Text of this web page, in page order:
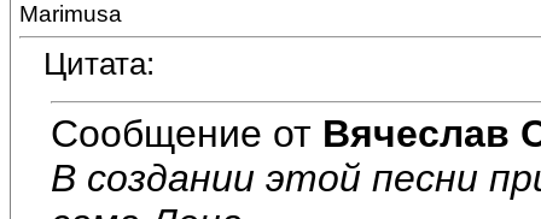
Marimusa
Цитата:
Сообщение от Вячеслав
В создании этой песни